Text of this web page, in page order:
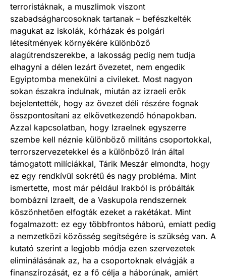
terroristáknak, a muszlimok viszont
szabadságharcosoknak tartanak – befészkelték
magukat az iskolák, kórházak és polgári
létesítmények környékére különböző
alagútrendszerekbe, a lakosság pedig nem tudja
elhagyni a délen lezárt övezetet, nem engedik
Egyiptomba menekülni a civileket. Most nagyon
sokan északra indulnak, miután az izraeli erők
bejelentették, hogy az övezet déli részére fognak
összpontosítani az elkövetkezendő hónapokban.
Azzal kapcsolatban, hogy Izraelnek egyszerre
szembe kell néznie különböző militáns csoportokkal,
terrorszervezetekkel és a különböző Irán által
támogatott milíciákkal, Tárik Meszár elmondta, hogy
ez egy rendkívül sokrétű és nagy probléma. Mint
ismertette, most már például Irakból is próbálták
bombázni Izraelt, de a Vaskupola rendszernek
köszönhetően elfogták ezeket a rakétákat. Mint
fogalmazott: ez egy többfrontos háború, emiatt pedig
a nemzetközi közösség segítségére is szükség van. A
kutató szerint a legjobb módja ezen szervezetek
eliminálásának az, ha a csoportoknak elvágják a
finanszírozását, ez a fő célja a háborúnak, amiért